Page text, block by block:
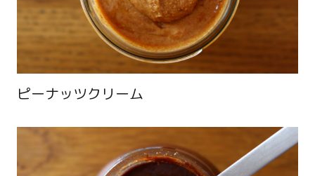
ピーナッツクリーム